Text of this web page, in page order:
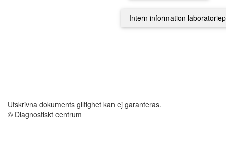
Utskrivna dokuments giltighet kan ej garanteras.
© Diagnostiskt centrum